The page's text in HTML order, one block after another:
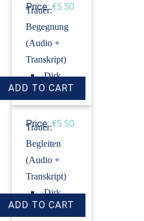
Price: €5.50
Trauer:
Begegnung
(Audio +
Transkript)
›Dirk
Revenstorf
Price: €5.50
Trauer:
Begleiten
(Audio +
Transkript)
›Dirk
Revenstorf